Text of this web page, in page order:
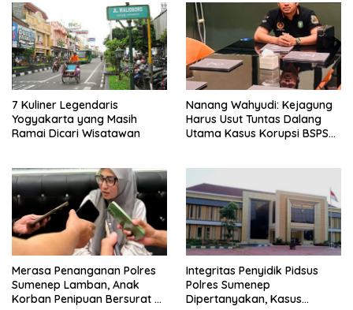
7 Kuliner Legendaris
Yogyakarta yang Masih
Ramai Dicari Wisatawan
Nanang Wahyudi: Kejagung
Harus Usut Tuntas Dalang
Utama Kasus Korupsi BSPS
Merasa Penanganan Polres
Sumenep Lamban, Anak
Korban Penipuan Bersurat ke
Integritas Penyidik Pidsus
Polres Sumenep
Dipertanyakan, Kasus